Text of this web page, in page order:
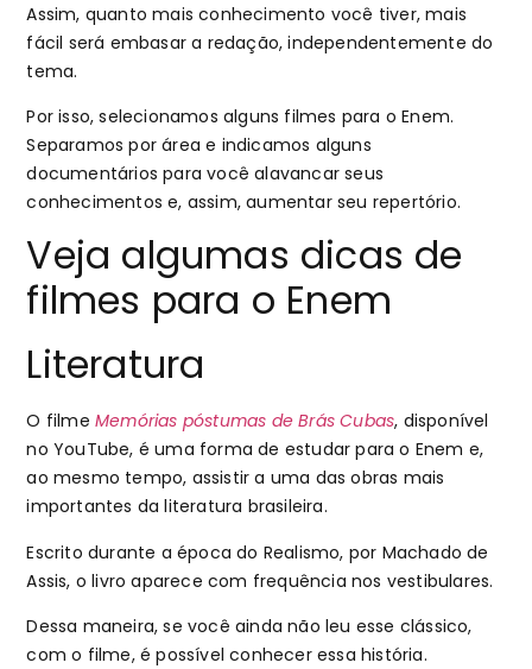
Assim, quanto mais conhecimento você tiver, mais
fácil será embasar a redação, independentemente do
tema.
Por isso, selecionamos alguns filmes para o Enem.
Separamos por área e indicamos alguns
documentários para você alavancar seus
conhecimentos e, assim, aumentar seu repertório.
Veja algumas dicas de
filmes para o Enem
Literatura
O filme Memórias póstumas de Brás Cubas, disponível
no YouTube, é uma forma de estudar para o Enem e,
ao mesmo tempo, assistir a uma das obras mais
importantes da literatura brasileira.
Escrito durante a época do Realismo, por Machado de
Assis, o livro aparece com frequência nos vestibulares.
Dessa maneira, se você ainda não leu esse clássico,
com o filme, é possível conhecer essa história.